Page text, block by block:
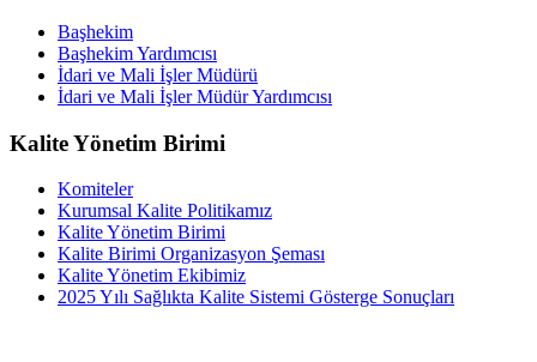
Başhekim
Başhekim Yardımcısı
İdari ve Mali İşler Müdürü
İdari ve Mali İşler Müdür Yardımcısı
Kalite Yönetim Birimi
Komiteler
Kurumsal Kalite Politikamız
Kalite Yönetim Birimi
Kalite Birimi Organizasyon Şeması
Kalite Yönetim Ekibimiz
2025 Yılı Sağlıkta Kalite Sistemi Gösterge Sonuçları